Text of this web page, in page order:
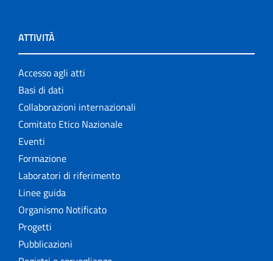
ATTIVITÀ
Accesso agli atti
Basi di dati
Collaborazioni internazionali
Comitato Etico Nazionale
Eventi
Formazione
Laboratori di riferimento
Linee guida
Organismo Notificato
Progetti
Pubblicazioni